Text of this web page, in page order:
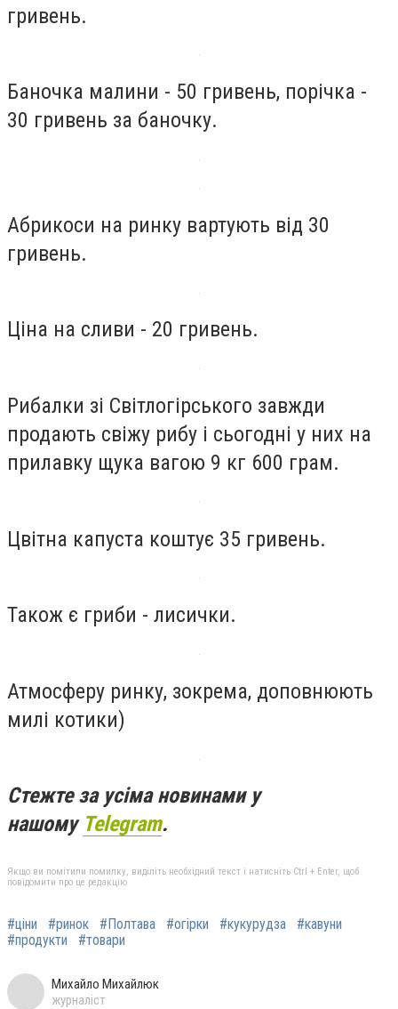
гривень.
Баночка малини - 50 гривень, порічка -
30 гривень за баночку.
Абрикоси на ринку вартують від 30
гривень.
Ціна на сливи - 20 гривень.
Рибалки зі Світлогірського завжди
продають свіжу рибу і сьогодні у них на
прилавку щука вагою 9 кг 600 грам.
Цвітна капуста коштує 35 гривень.
Також є гриби - лисички.
Атмосферу ринку, зокрема, доповнюють
милі котики)
Стежте за усіма новинами у
нашому Telegram.
Якщо ви помітили помилку, виділіть необхідний текст і натисніть Ctrl + Enter, щоб
повідомити про це редакцію
#ціни #ринок #Полтава #огірки #кукурудза
#кавуни
#продукти
#товари
Михайло Михайлюк
журналіст